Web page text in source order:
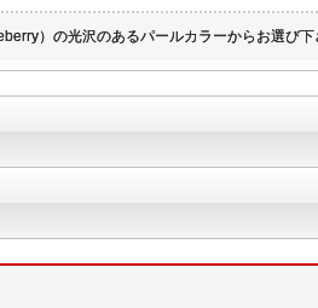
）の光沢のあるパールカラーからお選び下